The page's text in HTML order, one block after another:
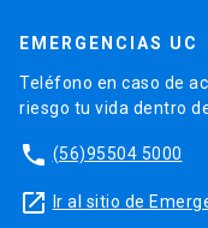
EMERGENCIAS UC
Teléfono en caso de
riesgo tu vida dentro
phone (56)95504 5000
launch Ir al sitio de